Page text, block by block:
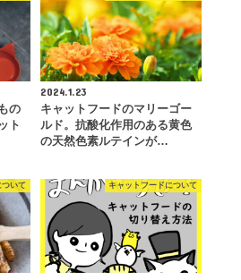
の
ト
2024.1.23
キャットフードのマリーゴー
ルド。抗酸化作用のある黄色
の天然色素ルテインが…
いて キャットフードについて